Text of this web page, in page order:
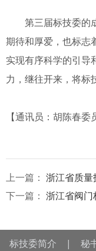
第三届标技委的成
期待和厚爱，也标志
实现有序科学的引导
力，继往开来，将标
【通讯员：胡陈春委
上一篇： 浙江省质量技术监
下一篇： 浙江省阀门标
标技委简介 | 秘